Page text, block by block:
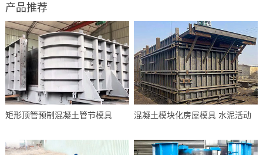
产品推荐
矩形顶管预制混凝土管节模具 混凝土模块化房屋模具 水泥活动